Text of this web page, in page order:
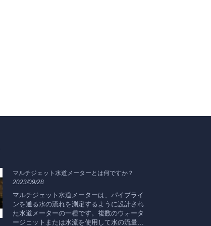
マルチジェット水道メーターとは何ですか？
2023/09/28
マルチジェット水道メーターは、パイプライ
ンを通る水の流れを測定するように設計され
た水道メーターの一種です。複数のウォータ
ージェットまたは水流を使用して水の流量を